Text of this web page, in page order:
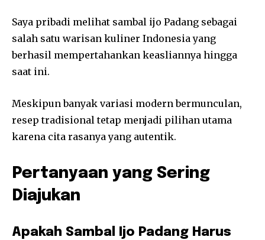
Saya pribadi melihat sambal ijo Padang sebagai
salah satu warisan kuliner Indonesia yang
berhasil mempertahankan keasliannya hingga
saat ini.
Meskipun banyak variasi modern bermunculan,
resep tradisional tetap menjadi pilihan utama
karena cita rasanya yang autentik.
Pertanyaan yang Sering
Diajukan
Apakah Sambal Ijo Padang Harus